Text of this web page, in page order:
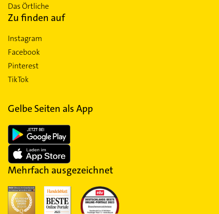
Das Örtliche
Zu finden auf
Instagram
Facebook
Pinterest
TikTok
Gelbe Seiten als App
Mehrfach ausgezeichnet